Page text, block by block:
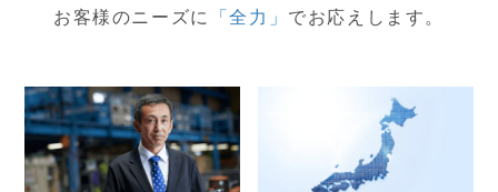
お客様のニーズに
「全力」 でお応えします。